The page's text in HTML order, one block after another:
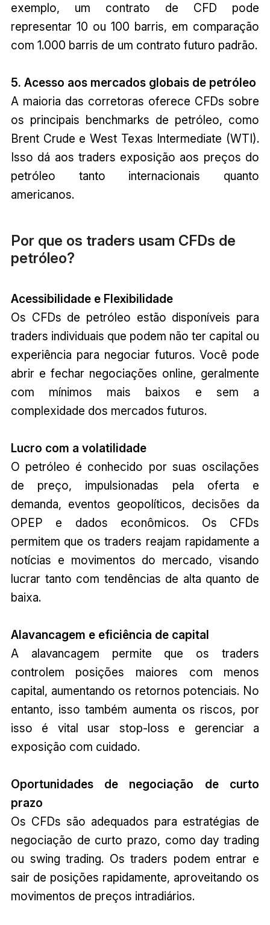
exemplo, um contrato de CFD pode
representar 10 ou 100 barris, em comparação
com 1.000 barris de um contrato futuro padrão.
5. Acesso aos mercados globais de petróleo
A maioria das corretoras oferece CFDs sobre
os principais benchmarks de petróleo, como
Brent Crude e West Texas Intermediate (WTI).
Isso dá aos traders exposição aos preços do
petróleo tanto internacionais quanto
americanos.
Por que os traders usam CFDs de
petróleo?
Acessibilidade e Flexibilidade
Os CFDs de petróleo estão disponíveis para
traders individuais que podem não ter capital ou
experiência para negociar futuros. Você pode
abrir e fechar negociações online, geralmente
com mínimos mais baixos e sem a
complexidade dos mercados futuros.
Lucro com a volatilidade
O petróleo é conhecido por suas oscilações
de preço, impulsionadas pela oferta e
demanda, eventos geopolíticos, decisões da
OPEP e dados econômicos. Os CFDs
permitem que os traders reajam rapidamente a
notícias e movimentos do mercado, visando
lucrar tanto com tendências de alta quanto de
baixa.
Alavancagem e eficiência de capital
A alavancagem permite que os traders
controlem posições maiores com menos
capital, aumentando os retornos potenciais. No
entanto, isso também aumenta os riscos, por
isso é vital usar stop-loss e gerenciar a
exposição com cuidado.
Oportunidades de negociação de curto
prazo
Os CFDs são adequados para estratégias de
negociação de curto prazo, como day trading
ou swing trading. Os traders podem entrar e
sair de posições rapidamente, aproveitando os
movimentos de preços intradiários.